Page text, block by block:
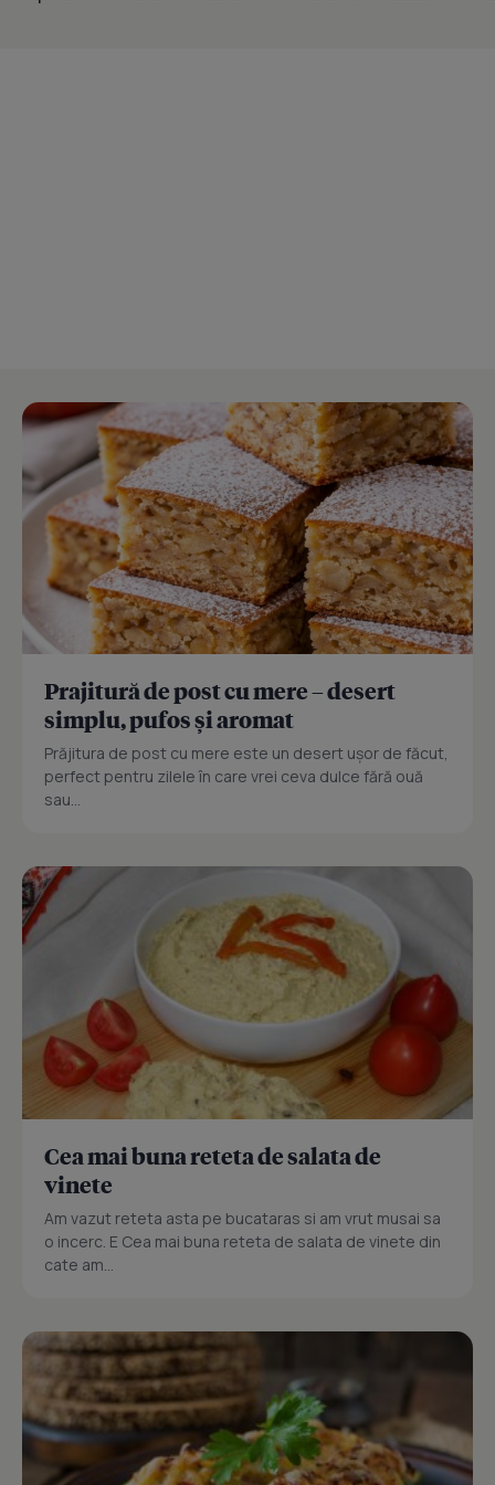
Prajitură de post cu mere – desert
simplu, pufos și aromat
Prăjitura de post cu mere este un desert ușor de făcut,
perfect pentru zilele în care vrei ceva dulce fără ouă
sau...
Cea mai buna reteta de salata de
vinete
Am vazut reteta asta pe bucataras si am vrut musai sa
o incerc. E Cea mai buna reteta de salata de vinete din
cate am...